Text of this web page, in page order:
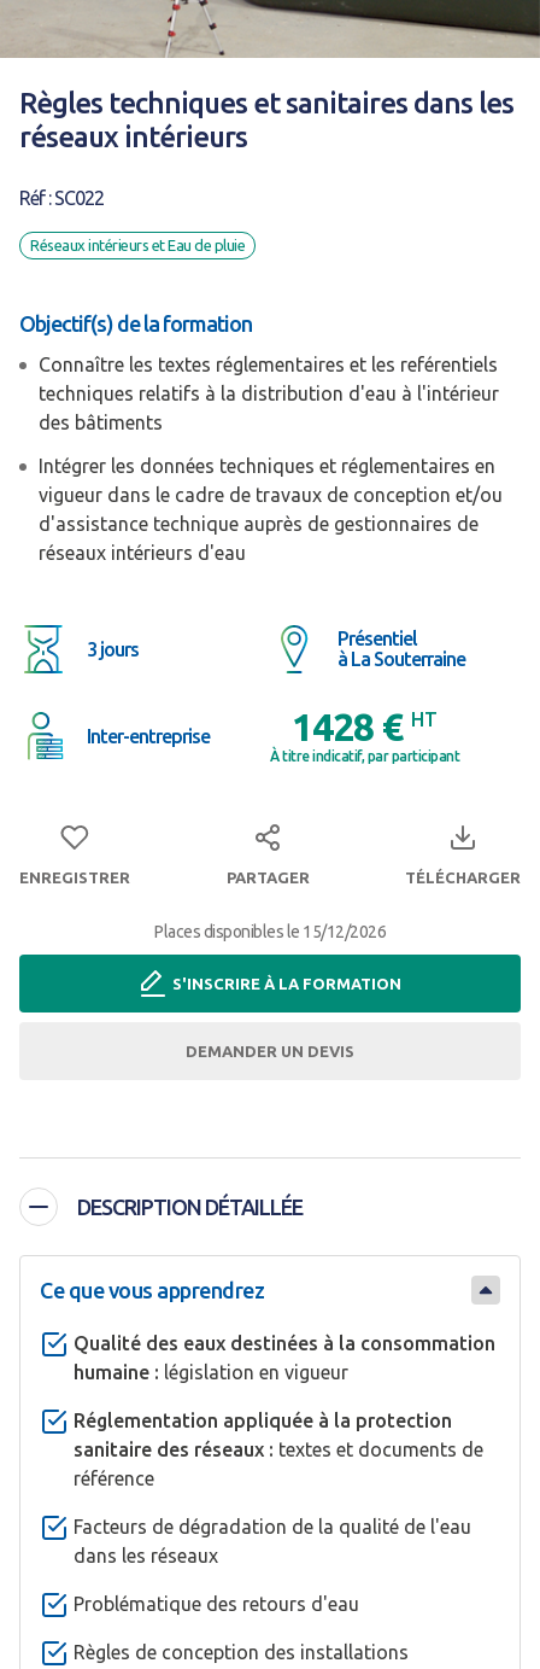
Règles techniques et sanitaires dans les
réseaux intérieurs
Réf : SC022
Réseaux intérieurs et Eau de pluie
Objectif(s) de la formation
Connaître les textes réglementaires et les reférentiels
techniques relatifs à la distribution d'eau à l'intérieur
des bâtiments
Intégrer les données techniques et réglementaires en
vigueur dans le cadre de travaux de conception et/ou
d'assistance technique auprès de gestionnaires de
réseaux intérieurs d'eau
3 jours
Présentiel
à La Souterraine
Inter-entreprise 1428 € HT
À titre indicatif, par participant
ENREGISTRER PARTAGER TÉLÉCHARGER
Places disponibles le 15/12/2026
S'INSCRIRE À LA FORMATION
DEMANDER UN DEVIS
DESCRIPTION DÉTAILLÉE
Ce que vous apprendrez
Qualité des eaux destinées à la consommation
humaine : législation en vigueur
Réglementation appliquée à la protection
sanitaire des réseaux : textes et documents de
référence
Facteurs de dégradation de la qualité de l'eau
dans les réseaux
Problématique des retours d'eau
Règles de conception des installations